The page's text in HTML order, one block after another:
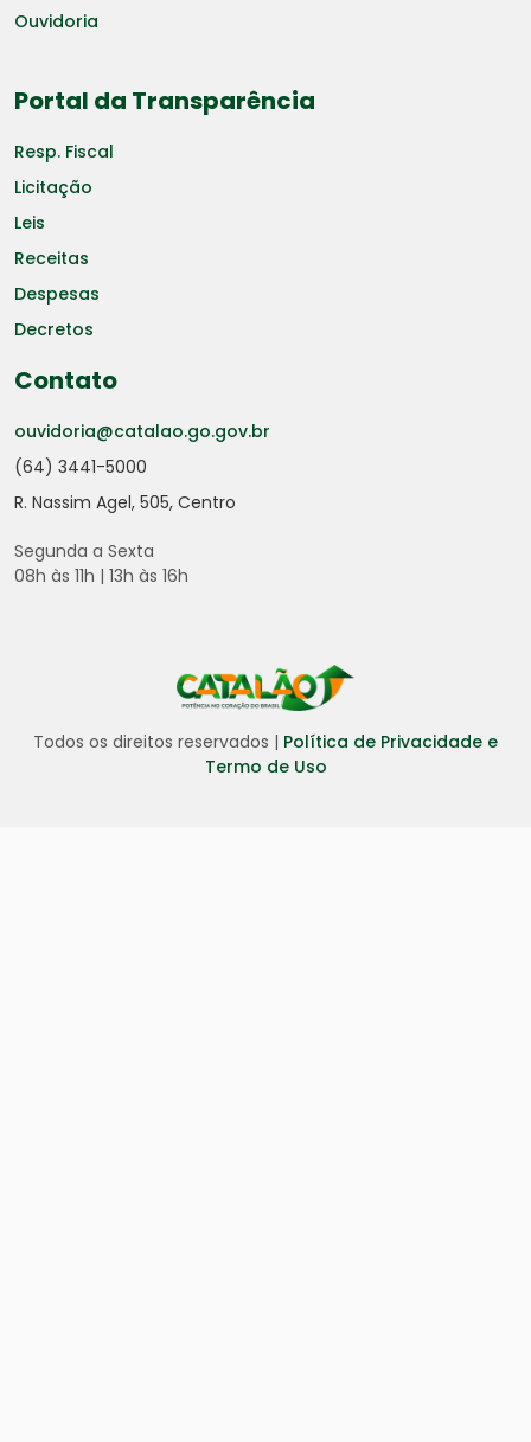
Ouvidoria
Portal da Transparência
Resp. Fiscal
Licitação
Leis
Receitas
Despesas
Decretos
Contato
ouvidoria@catalao.go.gov.br
(64) 3441-5000
R. Nassim Agel, 505, Centro
Segunda a Sexta
08h às 11h | 13h às 16h
Todos os direitos reservados | Política de Privacidade e
Termo de Uso